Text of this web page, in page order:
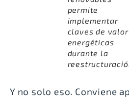
permite
implementar
claves de valor
energéticas
durante la
Y no solo eso. Conviene